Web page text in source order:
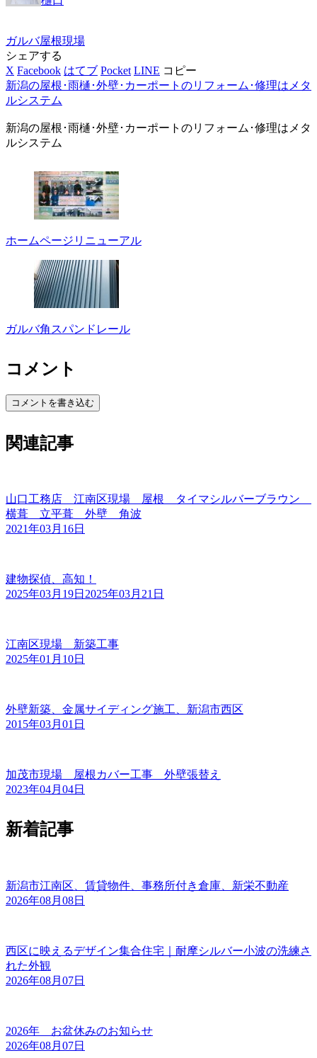
ガルバ屋根現場
シェアする
X Facebook はてブ Pocket LINE コピー
新潟の屋根･雨樋･外壁･カーポートのリフォーム･修理はメタ
ルシステム
新潟の屋根･雨樋･外壁･カーポートのリフォーム･修理はメタ
ルシステム
ホームページリニューアル
ガルバ角スパンドレール
コメント
コメントを書き込む
関連記事
山口工務店 江南区現場 屋根 タイマシルバーブラウン
横葺 立平葺 外壁 角波
2021年03月16日
建物探偵、高知！
2025年03月19日 2025年03月21日
江南区現場 新築工事
2025年01月10日
外壁新築、金属サイディング施工、新潟市西区
2015年03月01日
加茂市現場 屋根カバー工事 外壁張替え
2023年04月04日
新着記事
新潟市江南区、賃貸物件、事務所付き倉庫、新栄不動産
2026年08月08日
西区に映えるデザイン集合住宅｜耐摩シルバー小波の洗練さ
れた外観
2026年08月07日
2026年 お盆休みのお知らせ
2026年08月07日